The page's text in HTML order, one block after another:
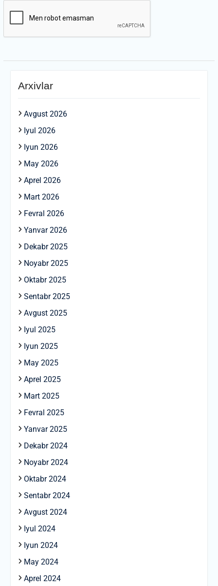
Arxivlar
Avgust 2026
Iyul 2026
Iyun 2026
May 2026
Aprel 2026
Mart 2026
Fevral 2026
Yanvar 2026
Dekabr 2025
Noyabr 2025
Oktabr 2025
Sentabr 2025
Avgust 2025
Iyul 2025
Iyun 2025
May 2025
Aprel 2025
Mart 2025
Fevral 2025
Yanvar 2025
Dekabr 2024
Noyabr 2024
Oktabr 2024
Sentabr 2024
Avgust 2024
Iyul 2024
Iyun 2024
May 2024
Aprel 2024